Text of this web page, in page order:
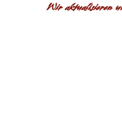
Wir aktualisieren